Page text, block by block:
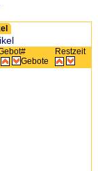
#
Gebote
Restzeit